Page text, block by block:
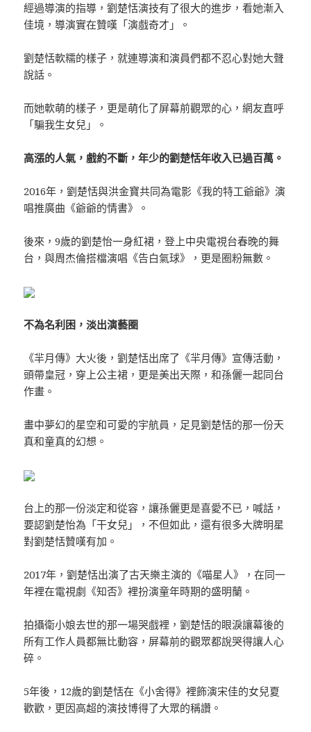
經過導演的指導，劉楚恬演技有了很大的進步，看她漸入
佳境，導演實在贊嘆「演戲奇才」。
劉楚恬軟糯的樣子，就連導演和演員們都不忍心對她大聲
說話。
而她軟萌的樣子，更是萌化了屏幕前觀眾的心，網友直呼
「騙我生女兒」。
高漲的人氣，戲約不斷，年少的劉楚恬年收入已過百萬。
2016年，劉楚恬與洪金寶共同為電影《我的特工爺爺》演
唱推廣曲《爺爺的情書》。
後來，9歲的劉楚怡一身紅裙，登上中央電視台春晚的舞
台，與周杰倫搭檔演唱《告白氣球》，更是圈粉無數。
不為名利困，淡出演藝圈
《羋月傳》大火後，劉楚恬出席了《羋月傳》宣傳活動，
頭帶皇冠，穿上公主裙，更是美出天際，和孫儷一起同台
作畫。
畫中夢幻的星空和可愛的宇航員，足見劉楚恬的那一份天
真和童真的幻想。
台上的那一份淡定和從容，讓孫儷更是喜愛不已，喊話，
要認劉楚怡為「干女兒」，不但如此，還有很多大牌明星
對劉楚恬贊嘆有加。
2017年，劉楚恬出演了古天樂主演的《喵星人》，在同一
年裡在電視劇《知否》裡扮演童年時期的盛明蘭。
拍攝衛小娘去世的那一場哭戲裡，劉楚恬的眼淚讓幕後的
所有工作人員都無比動容，屏幕前的觀眾都說哭得讓人心
碎。
5年後，12歲的劉楚恬在《小舍得》裡飾演宋佳的女兒夏
歡歡，更因高超的演技博得了大眾的稱讚。